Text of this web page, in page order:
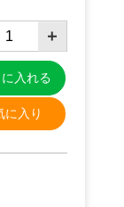
入れる